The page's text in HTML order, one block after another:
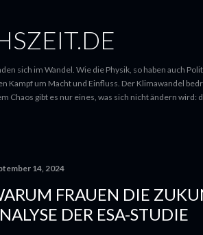
sich im Wandel. Wie die Physik, so haben auch
Kampf um Macht und Einfluss. Der Klimawandel
Chaos gibt es nur eines, was sich nicht ändern wird:
14, 2024
FRAUEN DIE
DER ESA-STUDIE